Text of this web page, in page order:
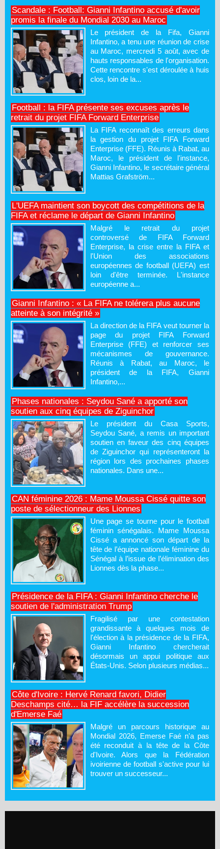
Scandale : Football: Gianni Infantino accusé d'avoir
promis la finale du Mondial 2030 au Maroc
Le président de la Fifa, Gianni
Infantino, a tenu une réunion de crise
au Maroc, mercredi 5 août, avec de
hauts responsables de l'organisation.
Cette rencontre s'est déroulée à huis
clos, loin de la...
Football : la FIFA présente ses excuses après le
retrait du projet FIFA Forward Enterprise
La FIFA reconnaît des erreurs dans
la gestion du projet FIFA Forward
Enterprise (FFE). Réunis à Rabat, au
Maroc, le président de l'instance,
Gianni Infantino, le secrétaire général
Mattias Grafström...
L'UEFA maintient son boycott des compétitions de la
FIFA et réclame le départ de Gianni Infantino
Malgré le retrait du projet
controversé de FIFA Forward
Enterprise, la crise entre la FIFA et
l'Union des associations
européennes de football (UEFA) est
loin d'être terminée. L'instance
européenne a...
Gianni Infantino : « La FIFA ne tolérera plus aucune
atteinte à son intégrité »
La direction de la FIFA veut tourner la
page du projet FIFA Forward
Enterprise (FFE) et renforcer ses
mécanismes de gouvernance.
Réunis à Rabat, au Maroc, le
président de la FIFA, Gianni
Infantino,...
Phases nationales : Seydou Sané a apporté son
soutien aux cinq équipes de Ziguinchor
Le président du Casa Sports,
Seydou Sané, a remis un important
soutien en faveur des cinq équipes
de Ziguinchor qui représenteront la
région lors des prochaines phases
nationales. Dans une...
CAN féminine 2026 : Mame Moussa Cissé quitte son
poste de sélectionneur des Lionnes
Une page se tourne pour le football
féminin sénégalais. Mame Moussa
Cissé a annoncé son départ de la
tête de l’équipe nationale féminine du
Sénégal à l’issue de l’élimination des
Lionnes dès la phase...
Présidence de la FIFA : Gianni Infantino cherche le
soutien de l'administration Trump
Fragilisé par une contestation
grandissante à quelques mois de
l'élection à la présidence de la FIFA,
Gianni Infantino chercherait
désormais un appui politique aux
États-Unis. Selon plusieurs médias...
Côte d'Ivoire : Hervé Renard favori, Didier
Deschamps cité… la FIF accélère la succession
d'Emerse Faé
Malgré un parcours historique au
Mondial 2026, Emerse Faé n'a pas
été reconduit à la tête de la Côte
d'Ivoire. Alors que la Fédération
ivoirienne de football s'active pour lui
trouver un successeur...